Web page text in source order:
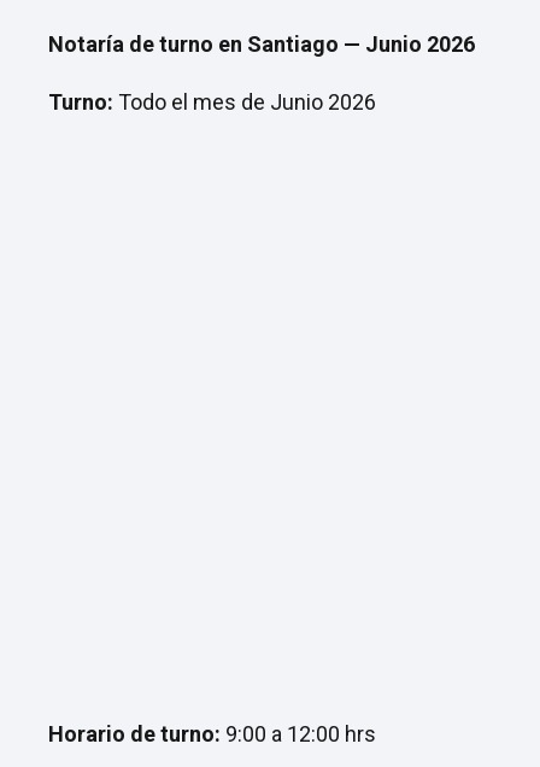
Notaría de turno en Santiago — Junio 2026
Turno: Todo el mes de Junio 2026
Horario de turno: 9:00 a 12:00 hrs